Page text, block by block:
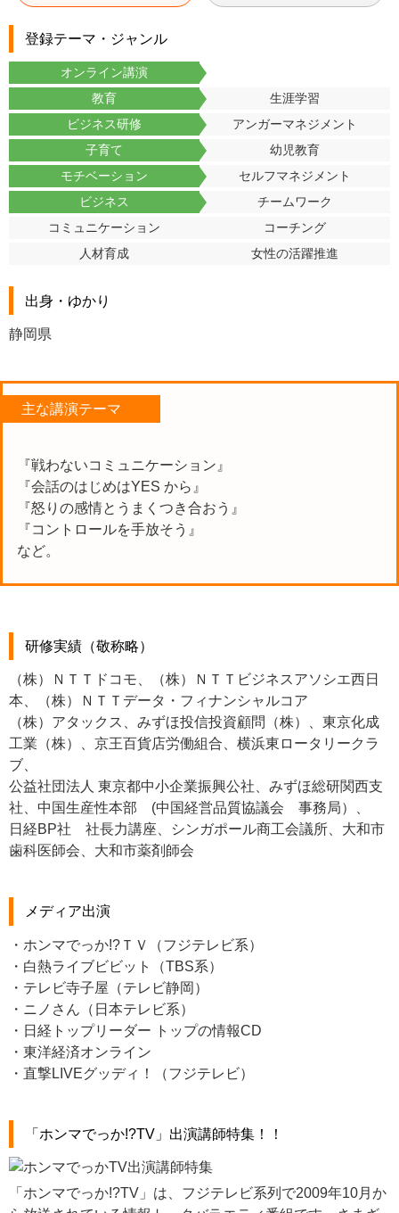
登録テーマ・ジャンル
オンライン講演
教育
生涯学習
ビジネス研修
アンガーマネジメント
子育て
幼児教育
モチベーション
セルフマネジメント
ビジネス
チームワーク
コミュニケーション
コーチング
人材育成
女性の活躍推進
出身・ゆかり
静岡県
主な講演テーマ
『戦わないコミュニケーション』
『会話のはじめはYES から』
『怒りの感情とうまくつき合おう』
『コントロールを手放そう』
など。
研修実績（敬称略）
（株）ＮＴＴドコモ、（株）ＮＴＴビジネスアソシエ西日
本、（株）ＮＴＴデータ・フィナンシャルコア
（株）アタックス、みずほ投信投資顧問（株）、東京化成
工業（株）、京王百貨店労働組合、横浜東ロータリークラ
ブ、
公益社団法人 東京都中小企業振興公社、みずほ総研関西支
社、中国生産性本部 (中国経営品質協議会 事務局）、
日経BP社 社長力講座、シンガポール商工会議所、大和市
歯科医師会、大和市薬剤師会
メディア出演
・ホンマでっか!?ＴＶ（フジテレビ系）
・白熱ライブビビット（TBS系）
・テレビ寺子屋（テレビ静岡）
・ニノさん（日本テレビ系）
・日経トップリーダー トップの情報CD
・東洋経済オンライン
・直撃LIVEグッディ！（フジテレビ）
「ホンマでっか!?TV」出演講師特集！！
「ホンマでっか!?TV」は、フジテレビ系列で2009年10月か